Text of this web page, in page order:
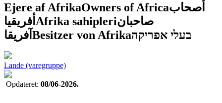
Ejere af AfrikaOwners of Africaأصحاب
أفريقيا Afrika sahipleriصاحبان
آفریقا Besitzer von Afrikaבעלי אפריקה
Lande (varegruppe)
Opdateret: 08/06-2026.